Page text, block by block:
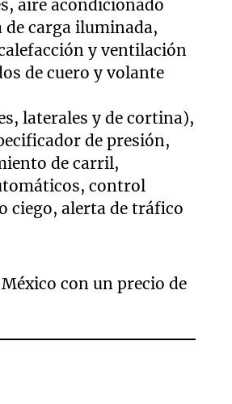
aire acondicionado
de carga iluminada,
y ventilación
de cuero y volante
laterales y de cortina),
de presión,
de carril,
control
ciego, alerta de tráfico
con un precio de